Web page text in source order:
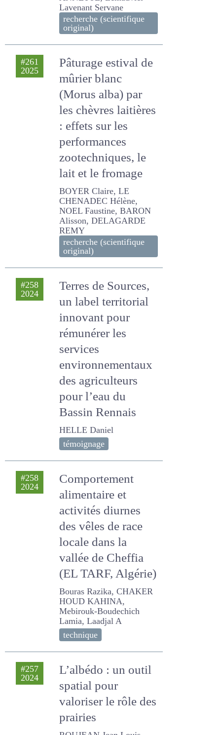
François, Morvan-Bertrand
ANNETTE, Lemauviel-
Lavenant Servane
recherche (scientifique
original)
#261
Pâturage estival de
mûrier blanc
(Morus alba) par
les chèvres
laitières : effets sur
les performances
zootechniques, le
lait et le fromage
BOYER Claire, LE
CHENADEC Hélène, NOEL
Faustine, BARON Alisson,
DELAGARDE REMY
recherche (scientifique
original)
#258
2024
Terres de Sources,
un label territorial
innovant pour
rémunérer les
services
environnementaux
des agriculteurs
pour l’eau du
Bassin Rennais
HELLE Daniel
témoignage
#258
2024
Comportement
alimentaire et
activités diurnes
des vêles de race
locale dans la
vallée de Cheffia
(EL TARF, Algérie)
Bouras Razika, CHAKER
HOUD KAHINA, Mebirouk-
Boudechich Lamia, Laadjal
A
technique
#257
2024
L’albédo : un outil
spatial pour
valoriser le rôle des
prairies